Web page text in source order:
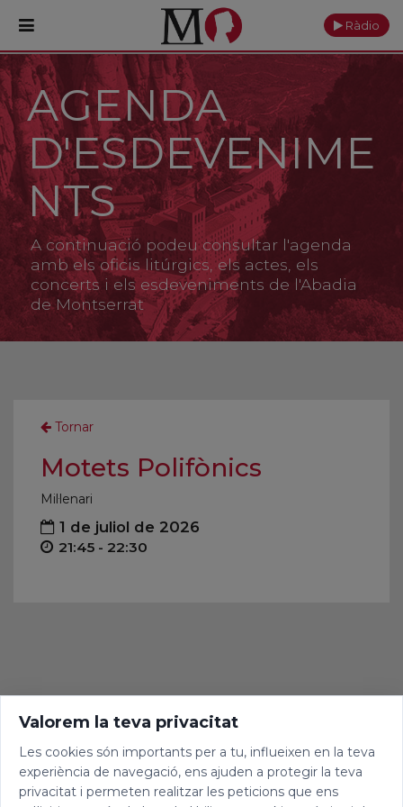
PORTADA
Monestir
Cultura
Actualitat
Fundació
Visita'ns
Ofrenes
Ràdio
AGENDA
D'ESDEVENIME
NTS
A continuació podeu consultar l'agenda
amb els oficis litúrgics, els actes, els
concerts i els esdeveniments de l'Abadia
de Montserrat
Tornar
Motets Polifònics
Mil·lenari
1 de juliol de 2026
21:45 - 22:30
Valorem la teva privacitat
Les cookies són importants per a tu, influeixen en la teva
experiència de navegació, ens ajuden a protegir la teva
privacitat i permeten realitzar les peticions que ens